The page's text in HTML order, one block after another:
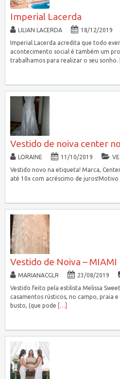
Imperial Lacerda
LILIAN LACERDA 18/12/2019
Imperial Lacerda acredita que todo
acontecimento social é também um
trabalhamos para realizar o seu sonho.
Vestido de noiva center
LORAINE 11/10/2019
Vestido novo na etiqueta! Marca,
até 10x com acréscimo de juros!Motivo
Vestido de Noiva – MIAMI
MARIANACGLR 23/08/2019
Vestido feito pela estilista Melissa
casamentos rústicos, no campo, praia
busto, (que pode […]